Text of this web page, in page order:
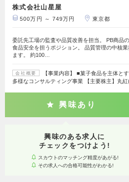
株式会社山星屋
500万円 ～ 749万円 東京都
委託先工場の監査や品質改善を担当。 PB商品
食品安全を担うポジション。 品質管理の中核
ます。 約100…
会社概要
【事業内容】 ■菓子食品を主体と
多様なコンサルティング事業 【主要株主】丸
興味あり
興味のある求人に
チェックをつけよう!
スカウトのマッチング精度があがる!
その求人への合格可能性がわかる!